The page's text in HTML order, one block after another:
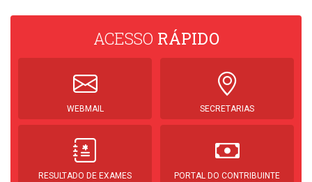
ACESSO RÁPIDO
WEBMAIL SECRETARIAS
RESULTADO DE EXAMES PORTAL DO CONTRIBUINTE